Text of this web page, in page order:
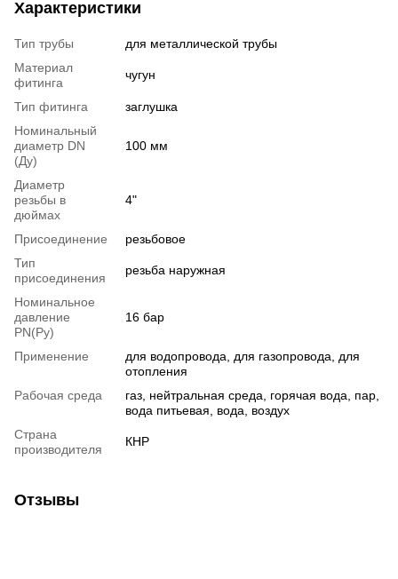
Характеристики
Тип трубы
для металлической трубы
Материал
фитинга
чугун
Тип фитинга
заглушка
Номинальный
диаметр DN
(Ду)
100 мм
Диаметр
резьбы в
дюймах
4"
Присоединение
резьбовое
Тип
присоединения
резьба наружная
Номинальное
давление
PN(Ру)
16 бар
Применение
для водопровода, для газопровода, для
отопления
Рабочая среда
газ, нейтральная среда, горячая вода, пар,
вода питьевая, вода, воздух
Страна
производителя
КНР
Отзывы